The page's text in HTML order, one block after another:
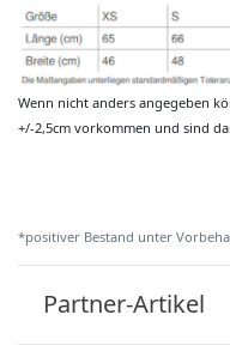
Wenn nicht anders angegeben
+/-2,5cm vorkommen und sind
*positiver Bestand unter
Partner-Artikel